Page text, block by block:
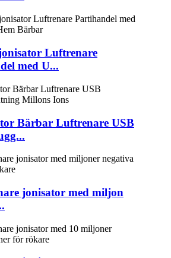
Luftrenare
med U...
Bärbar Luftrenare USB
jonisator med miljon